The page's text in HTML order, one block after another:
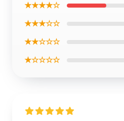
★★★★☆
★★★☆☆
★★☆☆☆
★☆☆☆☆